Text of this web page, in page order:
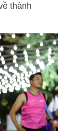
thành